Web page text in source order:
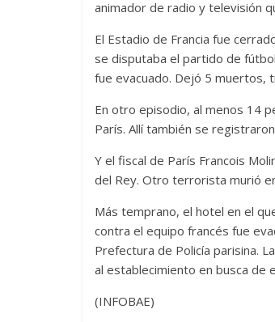
animador de radio y televisión
El Estadio de Francia fue
se disputaba el partido de
fue evacuado. Dejó 5 muertos,
En otro episodio, al menos 14
París. Allí también se
Y el fiscal de París Francois
del Rey. Otro terrorista murió
Más temprano, el hotel en el
contra el equipo francés fue
Prefectura de Policía parisina.
al establecimiento en busca de
(INFOBAE)